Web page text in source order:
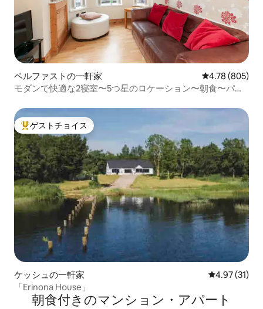
ベルファストの一軒家 レビュー805
4.78 (805)
モダンで快適な2寝室〜5つ星のロケーション〜朝食〜パッ
大好評のゲストチョイスです。
ゲストチョイス
ケッシュの一軒家 レビュー31
4.97 (31)
「Erinona House」
朝食付きのマンション・アパート